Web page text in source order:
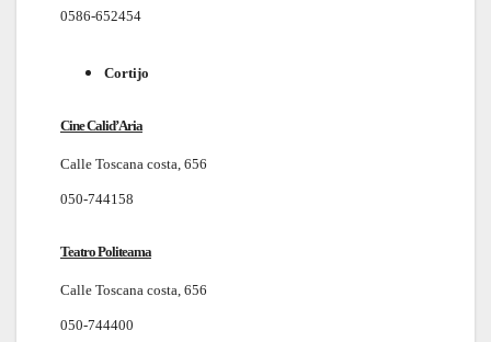
0586-652454
Cortijo
Cine Calid’Aria
Calle Toscana costa, 656
050-744158
Teatro Politeama
Calle Toscana costa, 656
050-744400